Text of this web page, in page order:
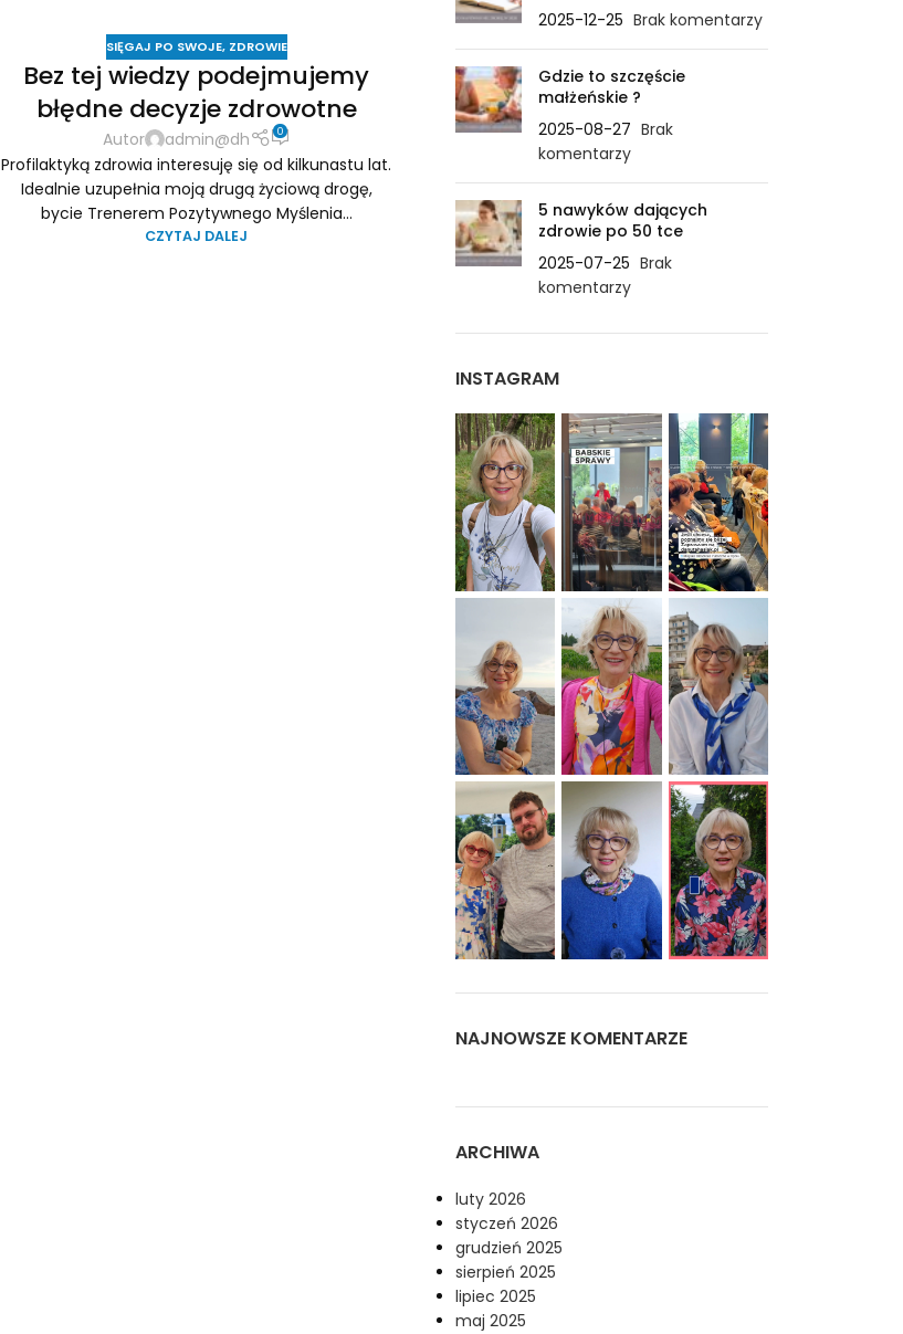
SIĘGAJ PO SWOJE, ZDROWIE
Bez tej wiedzy podejmujemy
błędne decyzje zdrowotne
Autor admin@dh 0
Profilaktyką zdrowia interesuję się od kilkunastu lat.
Idealnie uzupełnia moją drugą życiową drogę,
bycie Trenerem Pozytywnego Myślenia...
CZYTAJ DALEJ
2025-12-25 Brak komentarzy
Gdzie to szczęście
małżeńskie ?
2025-08-27 Brak
komentarzy
5 nawyków dających
zdrowie po 50 tce
2025-07-25 Brak
komentarzy
INSTAGRAM
NAJNOWSZE KOMENTARZE
ARCHIWA
luty 2026
styczeń 2026
grudzień 2025
sierpień 2025
lipiec 2025
maj 2025